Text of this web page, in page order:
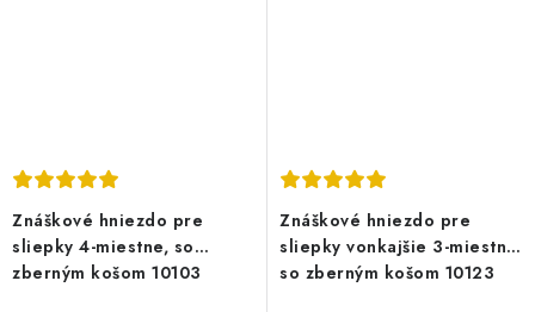
Znáškové hniezdo pre
sliepky 4-miestne, so
zberným košom 10103
Znáškové hniezdo pre
sliepky vonkajšie 3-miestne,
so zberným košom 10123